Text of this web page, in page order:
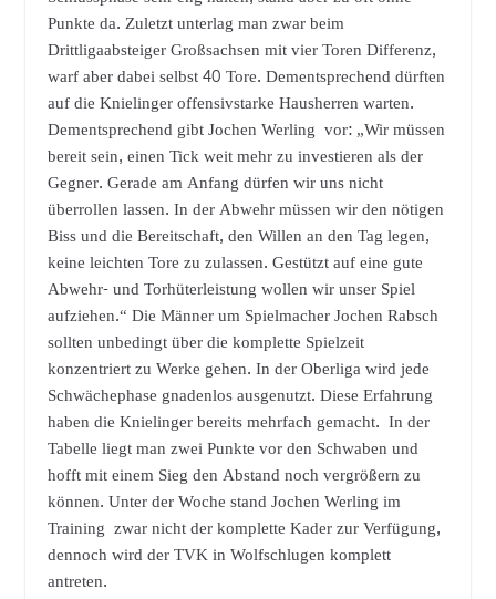
Punkte da. Zuletzt unterlag man zwar beim
Drittligaabsteiger Großsachsen mit vier Toren Differenz,
warf aber dabei selbst 40 Tore. Dementsprechend dürften
auf die Knielinger offensivstarke Hausherren warten.
Dementsprechend gibt Jochen Werling vor: „Wir müssen
bereit sein, einen Tick weit mehr zu investieren als der
Gegner. Gerade am Anfang dürfen wir uns nicht
überrollen lassen. In der Abwehr müssen wir den nötigen
Biss und die Bereitschaft, den Willen an den Tag legen,
keine leichten Tore zu zulassen. Gestützt auf eine gute
Abwehr- und Torhüterleistung wollen wir unser Spiel
aufziehen.“ Die Männer um Spielmacher Jochen Rabsch
sollten unbedingt über die komplette Spielzeit
konzentriert zu Werke gehen. In der Oberliga wird jede
Schwächephase gnadenlos ausgenutzt. Diese Erfahrung
haben die Knielinger bereits mehrfach gemacht. In der
Tabelle liegt man zwei Punkte vor den Schwaben und
hofft mit einem Sieg den Abstand noch vergrößern zu
können. Unter der Woche stand Jochen Werling im
Training zwar nicht der komplette Kader zur Verfügung,
dennoch wird der TVK in Wolfschlugen komplett
antreten.